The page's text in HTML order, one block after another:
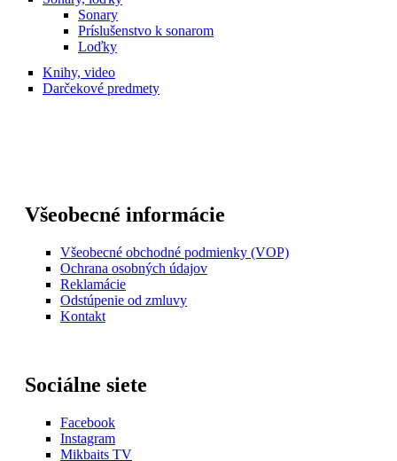
Sonary
Príslušenstvo k sonarom
Loďky
Knihy, video
Darčekové predmety
Všeobecné informácie
Všeobecné obchodné podmienky (VOP)
Ochrana osobných údajov
Reklamácie
Odstúpenie od zmluvy
Kontakt
Sociálne siete
Facebook
Instagram
Mikbaits TV